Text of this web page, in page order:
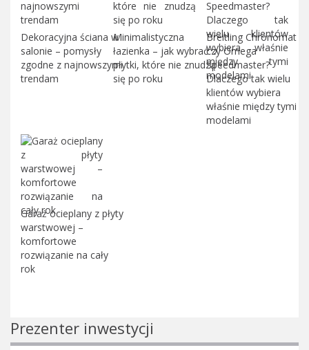
Dekoracyjna ściana w
salonie – pomysły
zgodne z najnowszymi
trendam
Minimalistyczna
łazienka – jak wybrać
płytki, które nie znudzą
się po roku
Breitling Chronomat
czy Omega
Speedmaster?
Dlaczego tak wielu
klientów wybiera
właśnie między tymi
modelami
Garaż ocieplany z płyty
warstwowej –
komfortowe
rozwiązanie na cały
rok
Prezenter inwestycji